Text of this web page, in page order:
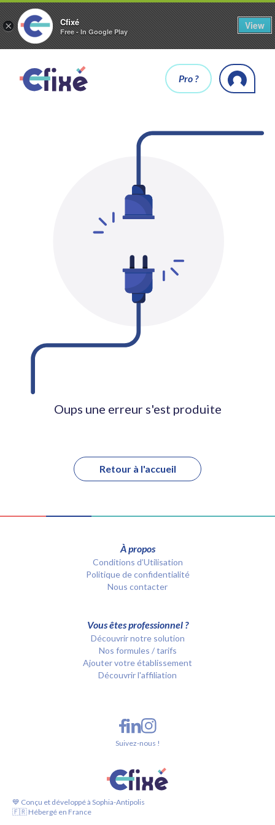
× Cfixé
Free - In Google Play
View
Pro ?
Oups une erreur s'est produite
Retour à l'accueil
À propos
Conditions d’Utilisation
Politique de confidentialité
Nous contacter
Vous êtes professionnel ?
Découvrir notre solution
Nos formules / tarifs
Ajouter votre établissement
Découvrir l'affiliation
💙 Conçu et développé à Sophia-Antipolis
🇫🇷 Hébergé en France
Suivez-nous !